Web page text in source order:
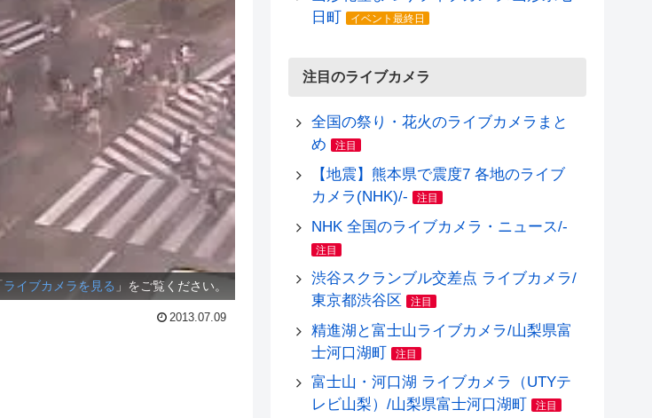
ライブカメラを見る 」をご覧ください。
2013.07.09
日町
イベント最終日
注目のライブカメラ
全国の祭り・花火のライブカメラまと
め
注目
【地震】熊本県で震度7 各地のライブ
カメラ(NHK)/-
注目
NHK 全国のライブカメラ・ニュース/-
注目
渋谷スクランブル交差点 ライブカメラ/
東京都渋谷区
注目
精進湖と富士山ライブカメラ/山梨県富
士河口湖町
注目
富士山・河口湖 ライブカメラ（UTYテ
レビ山梨）/山梨県富士河口湖町
注目